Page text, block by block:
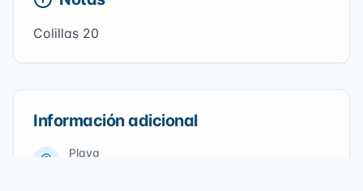
Colillas 20
Información adicional
Playa